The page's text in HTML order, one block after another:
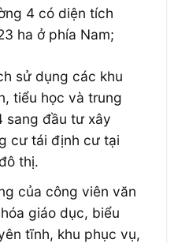
4 có diện tích
ha ở phía Nam;
sử dụng các khu
tiểu học và trung
sang đầu tư xây
cư tái định cư tại
thị.
của công viên văn
giáo dục, biểu
tĩnh, khu phục vụ,